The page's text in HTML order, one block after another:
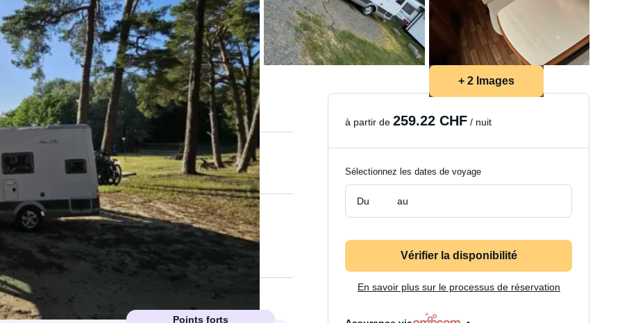
+ 2 Images
Points forts
à partir de259.22 CHF / nuit
Sélectionnez les dates de voyage
Du au
Vérifier la disponibilité
En savoir plus sur le processus de réservation